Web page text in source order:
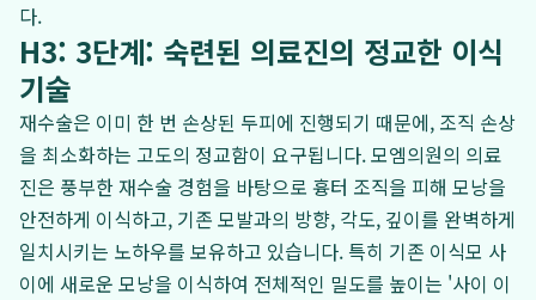
다.
H3: 3단계: 숙련된 의료진의 정교한 이식
기술
재수술은 이미 한 번 손상된 두피에 진행되기 때문에, 조직 손상
을 최소화하는 고도의 정교함이 요구됩니다. 모엠의원의 의료
진은 풍부한 재수술 경험을 바탕으로 흉터 조직을 피해 모낭을
안전하게 이식하고, 기존 모발과의 방향, 각도, 깊이를 완벽하게
일치시키는 노하우를 보유하고 있습니다. 특히 기존 이식모 사
이에 새로운 모낭을 이식하여 전체적인 밀도를 높이는 '사이 이